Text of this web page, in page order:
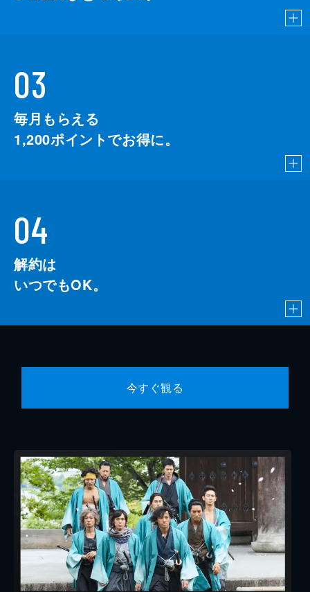
03
毎月もらえる
1,200ポイントでお得に。
04
解約は
いつでもOK。
今すぐ観る